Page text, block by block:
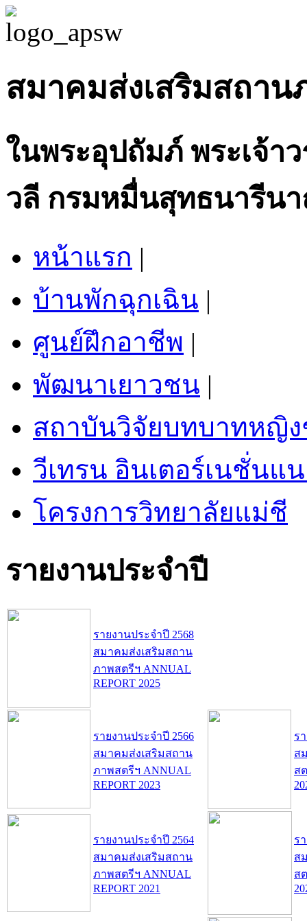
สมาคมส่งเสริมสถาน
ในพระอุปถัมภ์ พระเจ้า
วลี กรมหมื่นสุทธนารีน
หน้าแรก |
บ้านพักฉุกเฉิน |
ศูนย์ฝึกอาชีพ |
พัฒนาเยาวชน |
สถาบันวิจัยบทบาทหญิง
วีเทรน อินเตอร์เนชั่นแ
โครงการวิทยาลัยแม่ชี
รายงานประจำปี
รายงานประจำปี 2568
สมาคมส่งเสริมสถาน
ภาพสตรีฯ ANNUAL
REPORT 2025
รายงานประจำปี 2566
สมาคมส่งเสริมสถาน
ภาพสตรีฯ ANNUAL
REPORT 2023
ร
ส
ส
รายงานประจำปี 2564
สมาคมส่งเสริมสถาน
ภาพสตรีฯ ANNUAL
REPORT 2021
ร
ส
ส